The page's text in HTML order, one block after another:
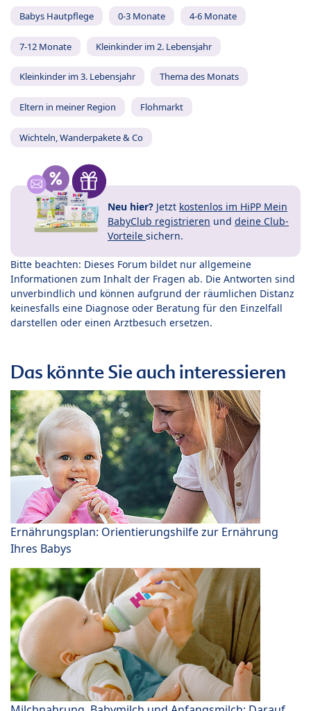
Babys Hautpflege 0-3 Monate 4-6 Monate
7-12 Monate Kleinkinder im 2. Lebensjahr
Kleinkinder im 3. Lebensjahr Thema des Monats
Eltern in meiner Region Flohmarkt
Wichteln, Wanderpakete & Co
Neu hier? Jetzt kostenlos im HiPP Mein
BabyClub registrieren und deine Club-
Vorteile sichern.
Bitte beachten: Dieses Forum bildet nur allgemeine
Informationen zum Inhalt der Fragen ab. Die Antworten sind
unverbindlich und können aufgrund der räumlichen Distanz
keinesfalls eine Diagnose oder Beratung für den Einzelfall
darstellen oder einen Arztbesuch ersetzen.
Das könnte Sie auch interessieren
Ernährungsplan: Orientierungshilfe zur Ernährung
Ihres Babys